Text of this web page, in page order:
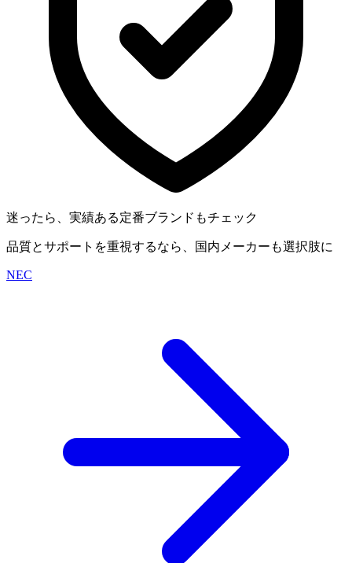
迷ったら、実績ある定番ブランドもチェック
品質とサポートを重視するなら、国内メーカーも選択肢に
NEC